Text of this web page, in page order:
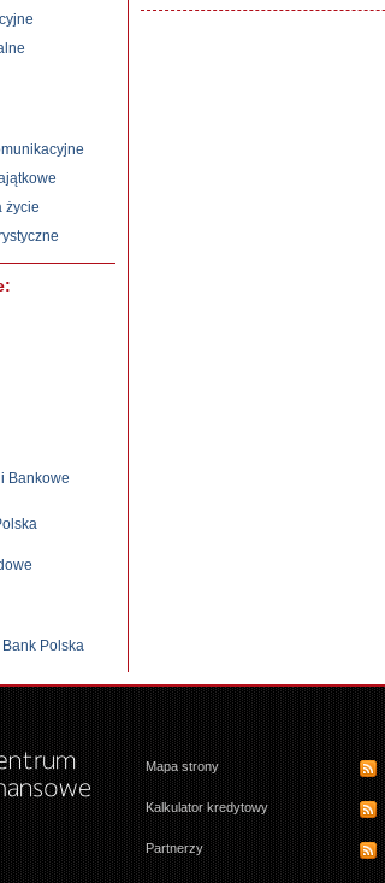
życie
Bankowe
Polska
Mapa strony
Kalkulator kredytowy
Partnerzy